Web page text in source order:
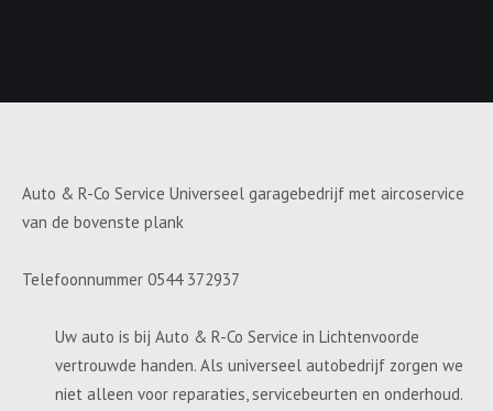
Auto & R-Co Service Universeel garagebedrijf met aircoservice
van de bovenste plank
Telefoonnummer 0544 372937
Uw auto is bij Auto & R-Co Service in Lichtenvoorde
vertrouwde handen. Als universeel autobedrijf zorgen we
niet alleen voor reparaties, servicebeurten en onderhoud.